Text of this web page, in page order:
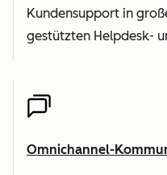
Kundensupport in
gestützten Helpdesk-
Omnichannel-